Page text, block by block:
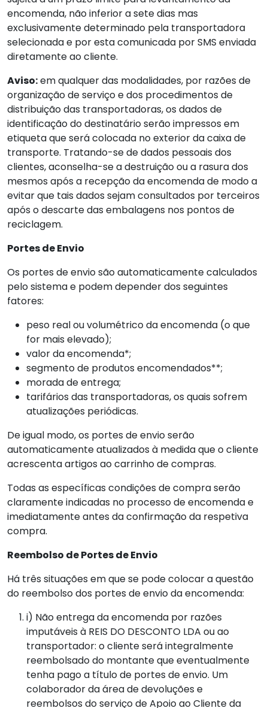
encomenda, não inferior a sete dias mas
exclusivamente determinado pela transportadora
selecionada e por esta comunicada por SMS enviada
diretamente ao cliente.
Aviso:em qualquer das modalidades, por razões de
organização de serviço e dos procedimentos de
distribuição das transportadoras, os dados de
identificação do destinatário serão impressos em
etiqueta que será colocada no exterior da caixa de
transporte. Tratando-se de dados pessoais dos
clientes, aconselha-se a destruição ou a rasura dos
mesmos após a recepção da encomenda de modo a
evitar que tais dados sejam consultados por terceiros
após o descarte das embalagens nos pontos de
reciclagem.
Portes de Envio
Os portes de envio são automaticamente calculados
pelo sistema e podem depender dos seguintes
fatores:
peso real ou volumétrico da encomenda (o que
for mais elevado);
valor da encomenda*;
segmento de produtos encomendados**;
morada de entrega;
tarifários das transportadoras, os quais sofrem
atualizações periódicas.
De igual modo, os portes de envio serão
automaticamente atualizados à medida que o cliente
acrescenta artigos ao carrinho de compras.
Todas as específicas condições de compra serão
claramente indicadas no processo de encomenda e
imediatamente antes da confirmação da respetiva
compra.
Reembolso de Portes de Envio
Há três situações em que se pode colocar a questão
do reembolso dos portes de envio da encomenda:
i) Não entrega da encomenda por razões
imputáveis à REIS DO DESCONTO LDA ou ao
transportador: o cliente será integralmente
reembolsado do montante que eventualmente
tenha pago a título de portes de envio. Um
colaborador da área de devoluções e
reembolsos do serviço de Apoio ao Cliente da